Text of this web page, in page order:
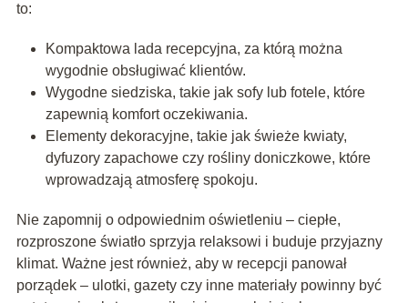
to:
Kompaktowa lada recepcyjna, za którą można
wygodnie obsługiwać klientów.
Wygodne siedziska, takie jak sofy lub fotele, które
zapewnią komfort oczekiwania.
Elementy dekoracyjne, takie jak świeże kwiaty,
dyfuzory zapachowe czy rośliny doniczkowe, które
wprowadzają atmosferę spokoju.
Nie zapomnij o odpowiednim oświetleniu – ciepłe,
rozproszone światło sprzyja relaksowi i buduje przyjazny
klimat. Ważne jest również, aby w recepcji panował
porządek – ulotki, gazety czy inne materiały powinny być